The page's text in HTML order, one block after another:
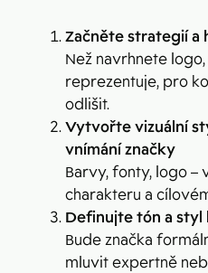
Začněte strategií a
Než navrhnete
reprezentuje, pro
odlišit.
Vytvořte vizuální
vnímání značky
Barvy, fonty, logo
charakteru a
Definujte tón a styl
Bude značka
mluvit expertně